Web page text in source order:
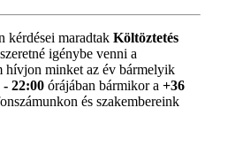
kérdései maradtak Költöztetés
igénybe venni a
hívjon minket az év bármelyik
- 22:00 órájában bármikor a +36
és szakembereink